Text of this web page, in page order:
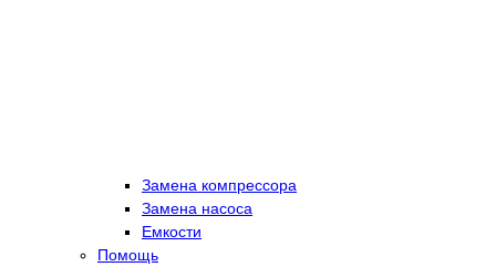
Замена компрессора
Замена насоса
Емкости
Помощь